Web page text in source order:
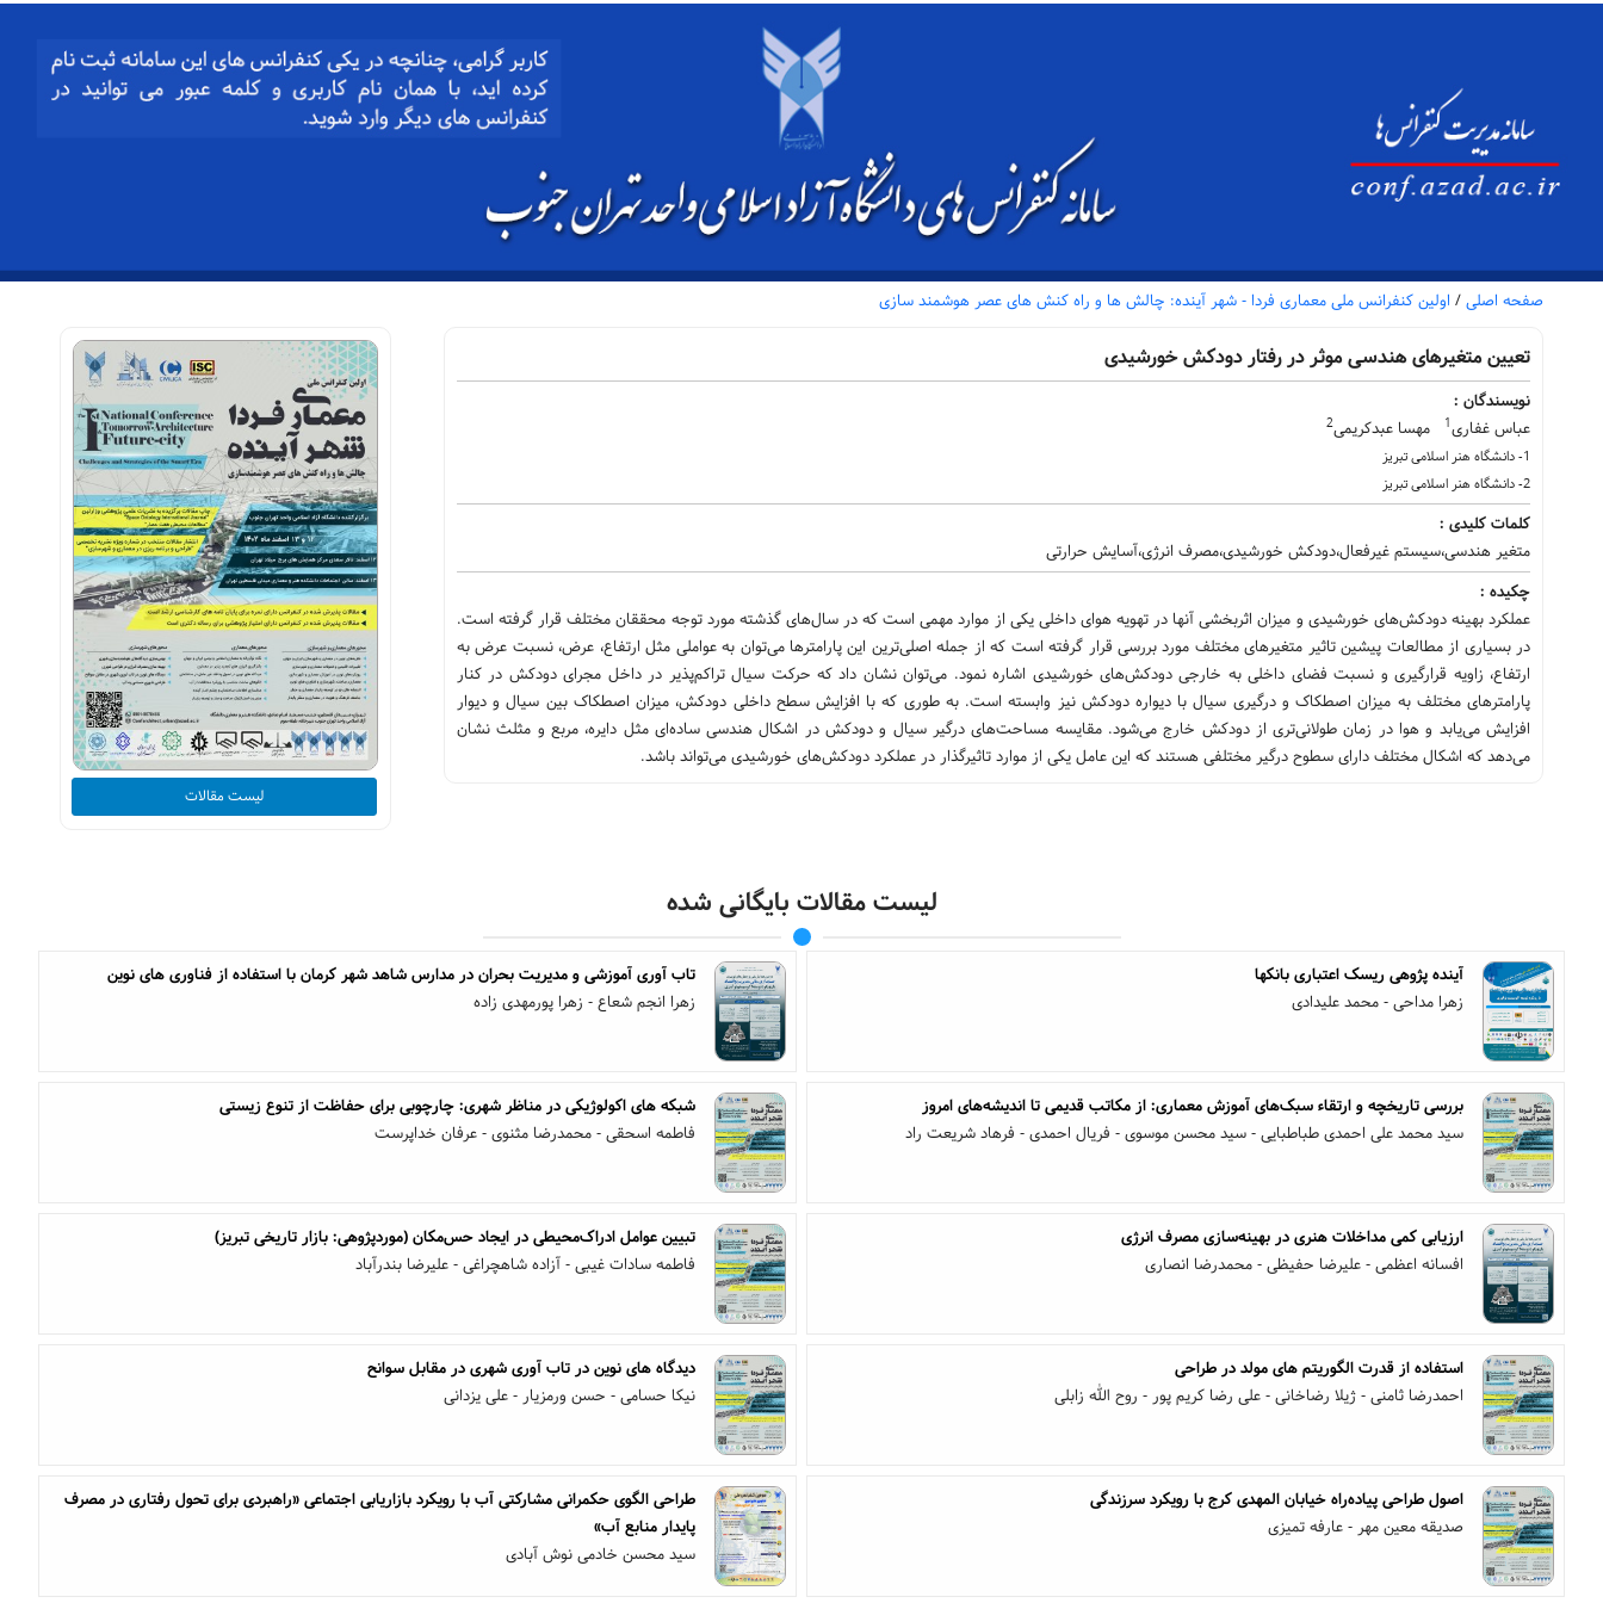
صفحه اصلی / اولین کنفرانس ملی معماری فردا - شهر آینده: چالش ها و راه کنش های عصر هوشمند سازی
تعیین متغیرهای هندسی موثر در رفتار دودکش خورشیدی
نویسندگان :
عباس غفاری1 مهسا عبدکریمی2
1- دانشگاه هنر اسلامی تبریز
2- دانشگاه هنر اسلامی تبریز
کلمات کلیدی :
متغیر هندسی،سیستم غیرفعال،دودکش خورشیدی،مصرف انرژی،آسایش حرارتی
چکیده :
عملکرد بهینه دودکش‌های خورشیدی و میزان اثربخشی آنها در تهویه هوای داخلی یکی از موارد مهمی است که در سال‌های گذشته مورد توجه محققان مختلف قرار گرفته است.
در بسیاری از مطالعات پیشین تاثیر متغیرهای مختلف مورد بررسی قرار گرفته است که از جمله اصلی‌ترین این پارامترها می‌توان به عواملی مثل ارتفاع، عرض، نسبت عرض به
ارتفاع، زاویه قرارگیری و نسبت فضای داخلی به خارجی دودکش‌های خورشیدی اشاره نمود. می‌توان نشان داد که حرکت سیال تراکم‌پذیر در داخل مجرای دودکش در کنار
پارامترهای مختلف به میزان اصطکاک و درگیری سیال با دیواره دودکش نیز وابسته است. به طوری که با افزایش سطح داخلی دودکش، میزان اصطکاک بین سیال و دیوار
افزایش می‌یابد و هوا در زمان طولانی‌تری از دودکش خارج می‌شود. مقایسه مساحت‌های درگیر سیال و دودکش در اشکال هندسی ساده‌ای مثل دایره، مربع و مثلث نشان
می‌دهد که اشکال مختلف دارای سطوح درگیر مختلفی هستند که این عامل یکی از موارد تاثیرگذار در عملکرد دودکش‌های خورشیدی می‌تواند باشد.
لیست مقالات
لیست مقالات بایگانی شده
آینده پژوهی ریسک اعتباری بانکها
زهرا مداحی - محمد علیدادی
تاب آوری آموزشی و مدیریت بحران در مدارس شاهد شهر کرمان با استفاده از فناوری های نوین
زهرا انجم شعاع - زهرا پورمهدی زاده
بررسی تاریخچه و ارتقاء سبک‌های آموزش معماری: از مکاتب قدیمی تا اندیشه‌های امروز
سید محمد علی احمدی طباطبایی - سید محسن موسوی - فریال احمدی - فرهاد شریعت راد
شبکه های اکولوژیکی در مناظر شهری: چارچوبی برای حفاظت از تنوع زیستی
فاطمه اسحقی - محمدرضا مثنوی - عرفان خداپرست
ارزیابی کمی مداخلات هنری در بهینه‌سازی مصرف انرژی
افسانه اعظمی - علیرضا حفیظی - محمدرضا انصاری
تبیین عوامل ادراک‌محیطی در ایجاد حس‌مکان (موردپژوهی: بازار تاریخی تبریز)
فاطمه سادات غیبی - آزاده شاهچراغی - علیرضا بندرآباد
استفاده از قدرت الگوریتم های مولد در طراحی
احمدرضا ثامنی - ژیلا رضاخانی - علی رضا کریم پور - روح الله زابلی
دیدگاه های نوین در تاب آوری شهری در مقابل سوانح
نیکا حسامی - حسن ورمزیار - علی یزدانی
اصول طراحی پیاده‌راه خیابان المهدی کرج با رویکرد سرزندگی
صدیقه معین مهر - عارفه تمیزی
طراحی الگوی حکمرانی مشارکتی آب با رویکرد بازاریابی اجتماعی «راهبردی برای تحول رفتاری در مصرف
پایدار منابع آب»
سید محسن خادمی نوش آبادی